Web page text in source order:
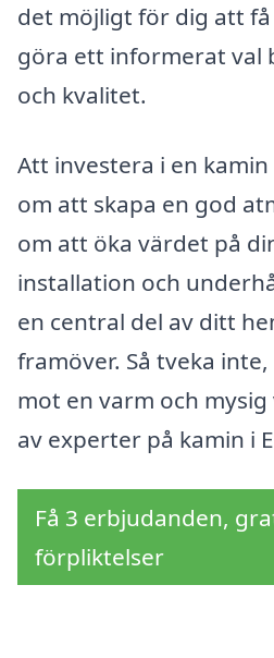
det möjligt för dig att
göra ett informerat val
och kvalitet.
Att investera i en
om att skapa en god
om att öka värdet på
installation och
en central del av ditt
framöver. Så tveka
mot en varm och
av experter på kamin i
Få 3 erbjudanden,
förpliktelser